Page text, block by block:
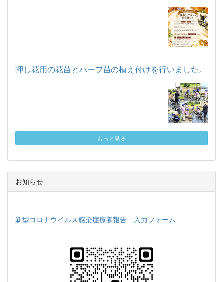
押し花用の花苗とハーブ苗の植え付けを行いました。
もっと見る
お知らせ
新型コロナウイルス感染症療養報告 入力フォーム